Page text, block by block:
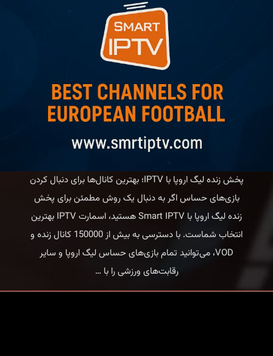
پخش زنده لیگ اروپا با IPTV؛ بهترین کانال‌ها برای دنبال کردن
بازی‌های حساس اگر به دنبال یک روش مطمئن برای پخش
زنده لیگ اروپا با Smart IPTV هستید، اسمارت IPTV بهترین
انتخاب شماست. با دسترسی به بیش از 150000 کانال زنده و
VOD، می‌توانید تمام بازی‌های حساس لیگ اروپا و سایر
رقابت‌های ورزشی را با…
زنده